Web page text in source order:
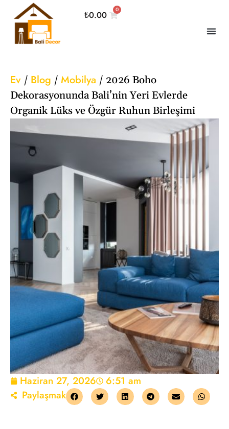
₺0.00 0
Ev / Blog / Mobilya / 2026 Boho
Dekorasyonunda Bali’nin Yeri Evlerde
Organik Lüks ve Özgür Ruhun Birleşimi
Haziran 27, 2026
6:51 am
Paylaşmak